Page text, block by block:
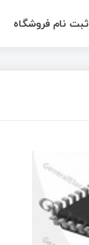
ثبت نام فروشگاه